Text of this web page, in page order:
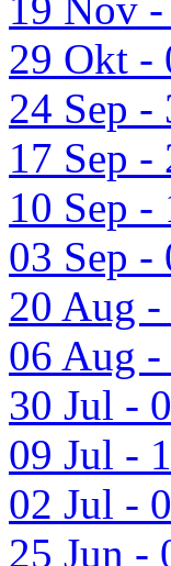
29 Okt -
24 Sep -
17 Sep -
10 Sep -
03 Sep -
20 Aug
06 Aug
30 Jul -
09 Jul -
02 Jul -
25 Jun -